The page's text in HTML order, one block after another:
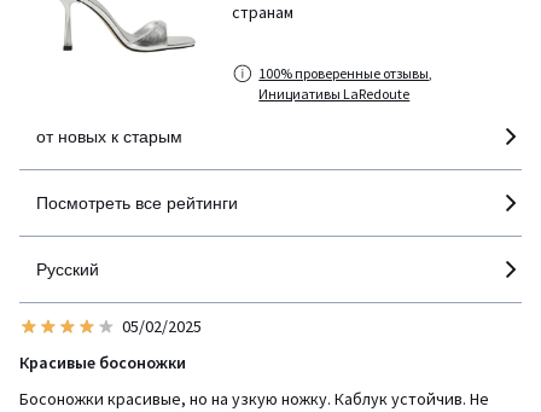
странам
100% проверенные отзывы,
Инициативы LaRedoute
от новых к старым
Посмотреть все рейтинги
Русский
05/02/2025
Красивые босоножки
Босоножки красивые, но на узкую ножку. Каблук устойчив. Не